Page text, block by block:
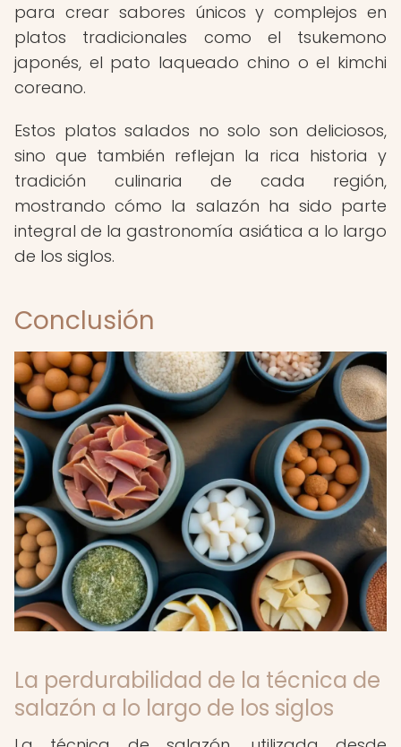
para crear sabores únicos y complejos en
platos tradicionales como el tsukemono
japonés, el pato laqueado chino o el kimchi
coreano.
Estos platos salados no solo son deliciosos,
sino que también reflejan la rica historia y
tradición culinaria de cada región,
mostrando cómo la salazón ha sido parte
integral de la gastronomía asiática a lo largo
de los siglos.
Conclusión
La perdurabilidad de la técnica de
salazón a lo largo de los siglos